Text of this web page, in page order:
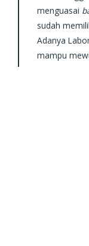
menguasai
sudah
Adanya
mampu